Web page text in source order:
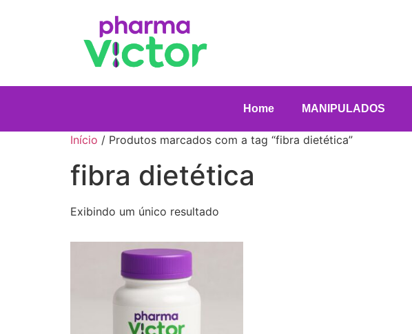
Home MANIPULADOS
Início / Produtos marcados com a tag “fibra dietética”
fibra dietética
Exibindo um único resultado